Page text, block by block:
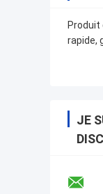
Produit
rapide,
JE